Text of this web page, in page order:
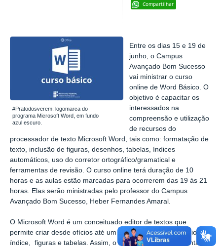
Compartilhar
#Pratodosverem: logomarca do
programa Microsoft Word, em fundo
azul escuro.
Entre os dias 15 e 19 de
junho, o Campus
Avançado Bom Sucesso
vai ministrar o curso
online de Word Básico.O
objetivo é capacitar os
interessados na
compreensão e utilização
de recursos do
processador de texto Microsoft Word, tais como: formatação de
texto, inclusão de figuras, desenhos, tabelas, índices
automáticos, uso do corretor ortográfico/gramatical e
ferramentas de revisão. O curso online terá duração de 10
horas e as aulas estão marcadas para ocorrerem das 19 às 21
horas. Elas serão ministradas pelo professor do Campus
Avançado Bom Sucesso, Heber Fernandes Amaral.
O Microsoft Word é um conceituado editor de textos que
permite criar desde ofícios até um livro inteiro, com sumário,
índice, figuras e tabelas. Assim, o domínio desta ferramenta